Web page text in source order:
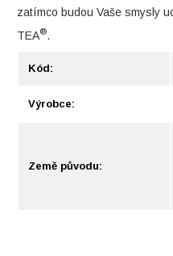
zatímco budou Vaše smysly
TEA®.
Kód:
Výrobce:
Země původu: